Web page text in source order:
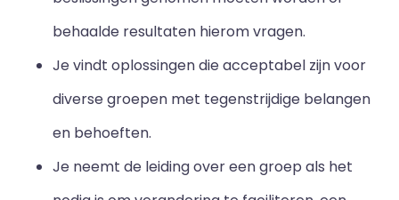
behaalde resultaten hierom vragen.
Je vindt oplossingen die acceptabel zijn voor
diverse groepen met tegenstrijdige belangen
en behoeften.
Je neemt de leiding over een groep als het